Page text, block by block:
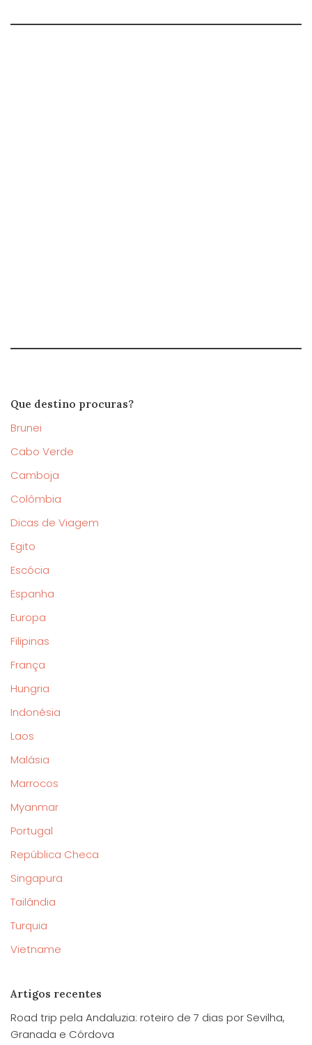
Que destino procuras?
Brunei
Cabo Verde
Camboja
Colômbia
Dicas de Viagem
Egito
Escócia
Espanha
Europa
Filipinas
França
Hungria
Indonésia
Laos
Malásia
Marrocos
Myanmar
Portugal
República Checa
Singapura
Tailândia
Turquia
Vietname
Artigos recentes
Road trip pela Andaluzia: roteiro de 7 dias por Sevilha,
Granada e Córdova